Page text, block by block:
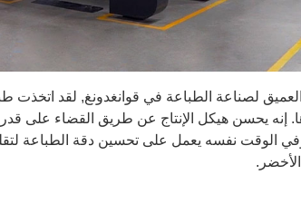
إنه يحسن هيكل الإنتاج عن طريق القضاء على
وفي الوقت نفسه يعمل على تحسين دقة الطباعة